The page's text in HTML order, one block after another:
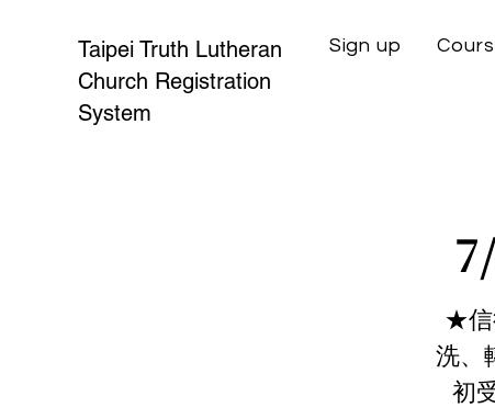
Taipei Truth Lutheran
Church Registration
System
Sign up
★信
洗、
初